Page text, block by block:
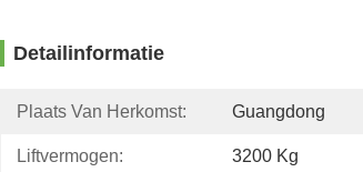
Detailinformatie
Plaats Van Herkomst: Guangdong
Liftvermogen: 3200 Kg